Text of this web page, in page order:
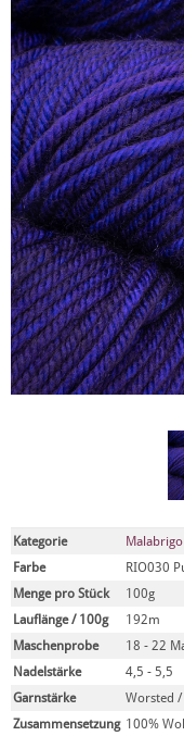
Kategorie
Farbe
RIO030
Menge pro Stück
100g
Lauflänge / 100g
192m
Maschenprobe
18 - 22
Nadelstärke
4,5 - 5,5
Garnstärke
Worsted
Zusammensetzung 100%